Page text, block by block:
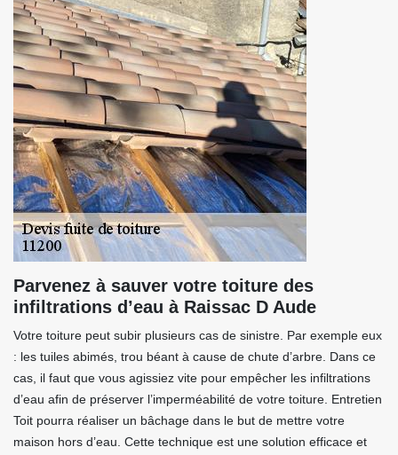
Parvenez à sauver votre toiture des
infiltrations d’eau à Raissac D Aude
Votre toiture peut subir plusieurs cas de sinistre. Par exemple eux
: les tuiles abimés, trou béant à cause de chute d’arbre. Dans ce
cas, il faut que vous agissiez vite pour empêcher les infiltrations
d’eau afin de préserver l’imperméabilité de votre toiture. Entretien
Toit pourra réaliser un bâchage dans le but de mettre votre
maison hors d’eau. Cette technique est une solution efficace et